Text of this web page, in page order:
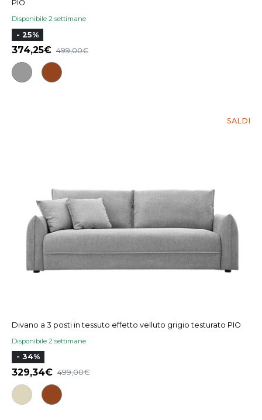
PIO
Disponibile 2 settimane
- 25%
374,25 499,00
SALDI
Divano a 3 posti in tessuto effetto velluto grigio testurato PIO
Disponibile 2 settimane
- 34%
329,34 499,00